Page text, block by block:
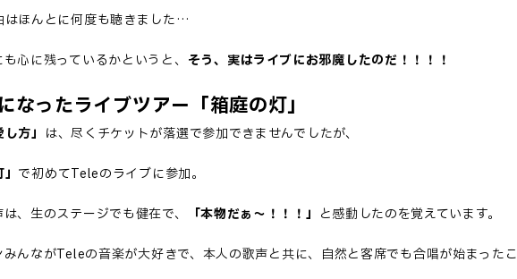
はほんとに何度も聴きました…
心に残っているかというと、 そう、実はライブにお邪魔したのだ！！！！
なったライブツアー「箱庭の灯」
方」 は、尽くチケットが落選で参加できませんでしたが、
で初めてTeleのライブに参加。
、生のステージでも健在で、 「本物だぁ～！！！」 と感動したのを覚えています。
んながTeleの音楽が大好きで、本人の歌声と共に、自然と客席でも合唱が始まった